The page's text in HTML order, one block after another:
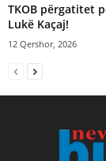
TKOB përgatitet
Lukë Kaçaj!
12 Qershor, 2026